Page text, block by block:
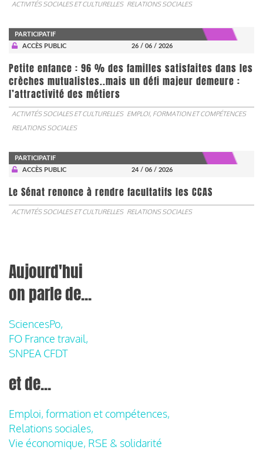
ACTIVITÉS SOCIALES ET CULTURELLES RELATIONS SOCIALES
PARTICIPATIF
ACCÈS PUBLIC
26 / 06 / 2026
Petite enfance : 96 % des familles satisfaites dans les
crèches mutualistes..mais un défi majeur demeure :
l’attractivité des métiers
ACTIVITÉS SOCIALES ET CULTURELLES EMPLOI, FORMATION ET COMPÉTENCES
RELATIONS SOCIALES
PARTICIPATIF
ACCÈS PUBLIC
24 / 06 / 2026
Le Sénat renonce à rendre facultatifs les CCAS
ACTIVITÉS SOCIALES ET CULTURELLES RELATIONS SOCIALES
Aujourd'hui
on parle de...
SciencesPo,
FO France travail,
SNPEA CFDT
et de...
Emploi, formation et compétences,
Relations sociales,
Vie économique, RSE & solidarité